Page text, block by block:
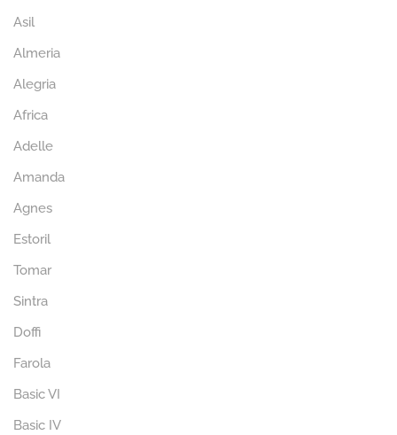
Asil
Almeria
Alegria
Africa
Adelle
Amanda
Agnes
Estoril
Tomar
Sintra
Doffi
Farola
Basic VI
Basic IV